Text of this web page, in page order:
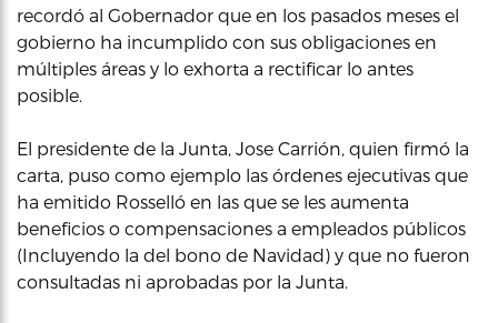
recordó al Gobernador que en los pasados meses el
gobierno ha incumplido con sus obligaciones en
múltiples áreas y lo exhorta a rectificar lo antes
posible.
El presidente de la Junta, Jose Carrión, quien firmó la
carta, puso como ejemplo las órdenes ejecutivas que
ha emitido Rosselló en las que se les aumenta
beneficios o compensaciones a empleados públicos
(Incluyendo la del bono de Navidad) y que no fueron
consultadas ni aprobadas por la Junta.